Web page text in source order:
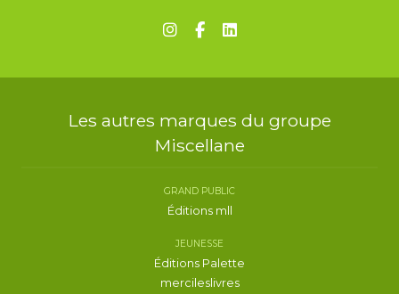
Les autres marques du groupe
Miscellane
GRAND PUBLIC
Éditions mll
JEUNESSE
Éditions Palette
mercileslivres